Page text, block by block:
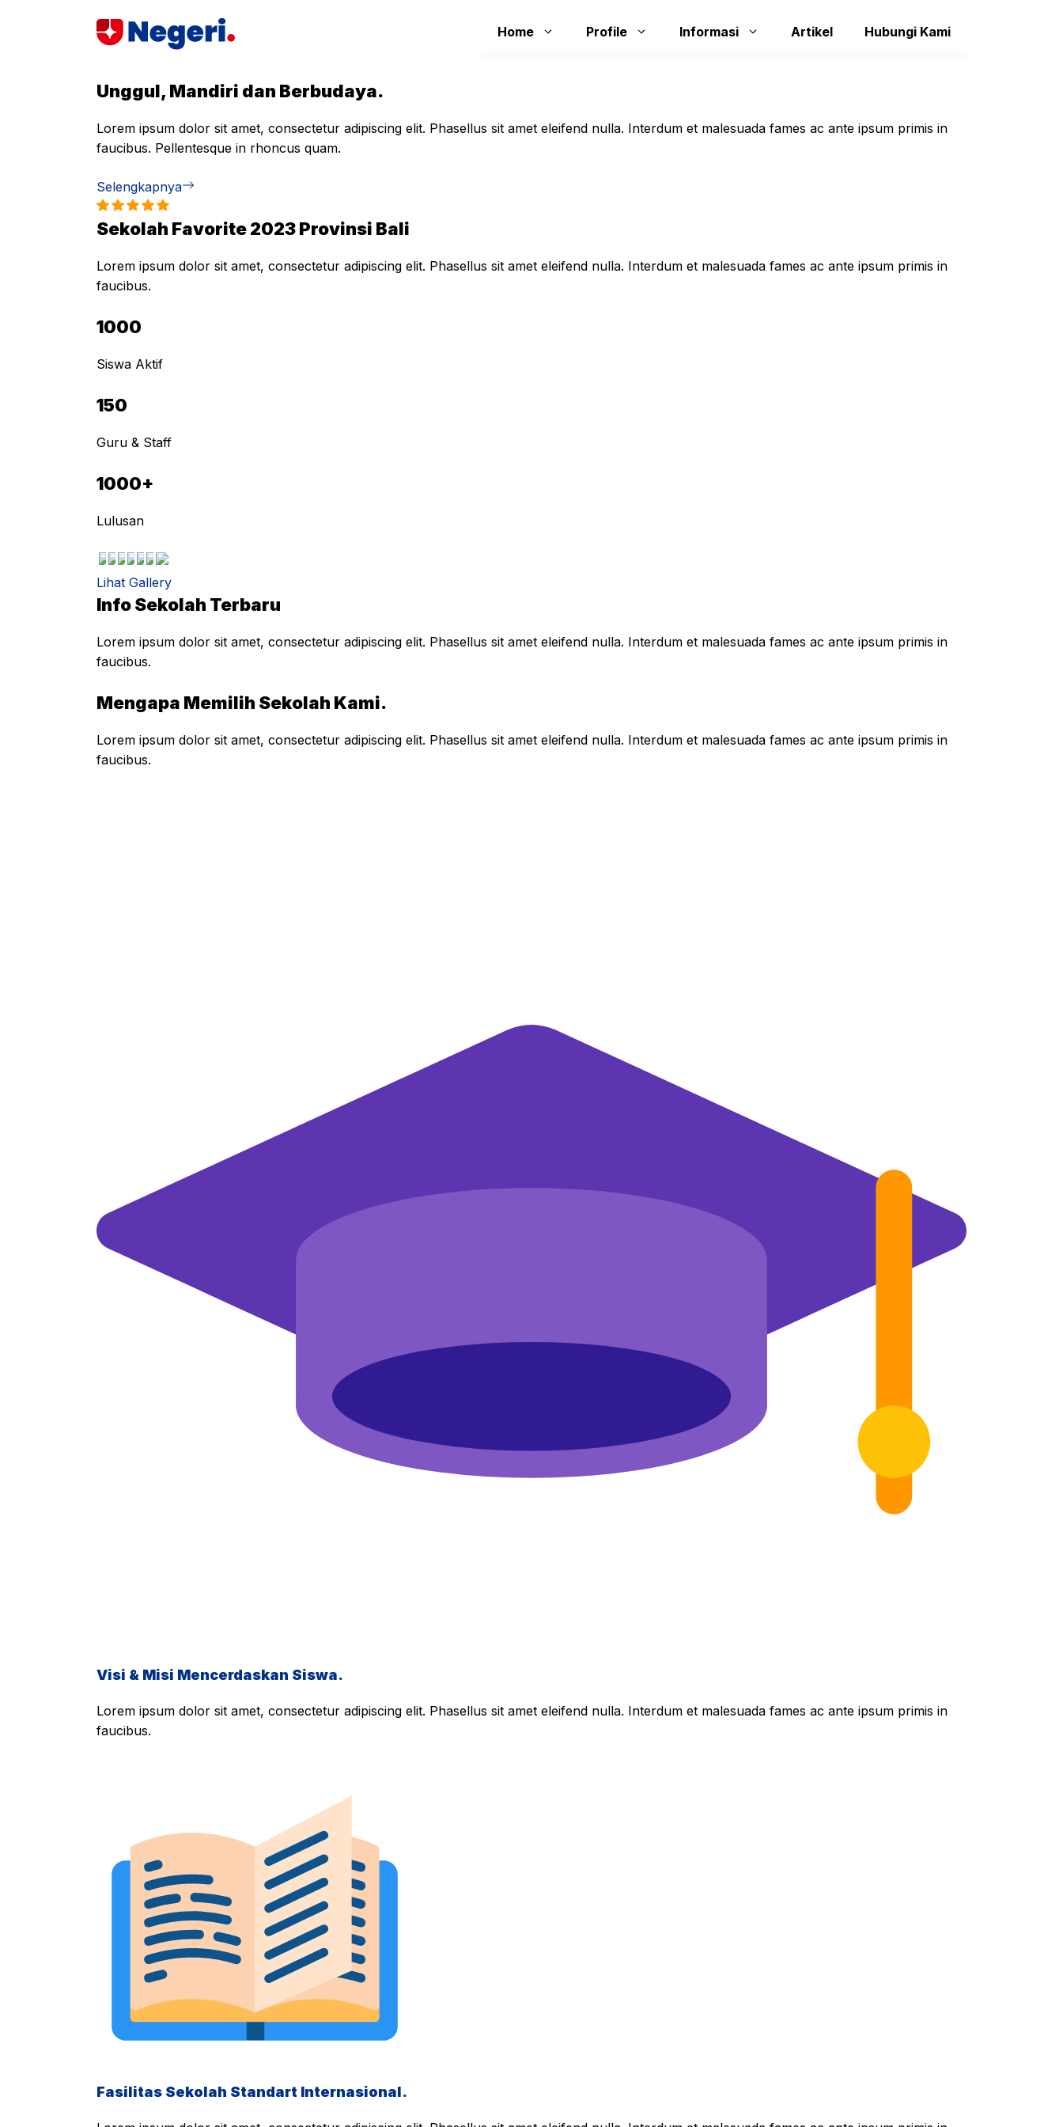
Home Profile Informasi Artikel Hubungi Kami
Unggul, Mandiri dan Berbudaya.
Lorem ipsum dolor sit amet, consectetur adipiscing elit. Phasellus sit amet eleifend nulla. Interdum et malesuada fames ac ante ipsum primis in
faucibus. Pellentesque in rhoncus quam.
Selengkapnya
Sekolah Favorite 2023 Provinsi Bali
Lorem ipsum dolor sit amet, consectetur adipiscing elit. Phasellus sit amet eleifend nulla. Interdum et malesuada fames ac ante ipsum primis in
faucibus.
1000
Siswa Aktif
150
Guru & Staff
1000+
Lulusan
Lihat Gallery
Info Sekolah Terbaru
Lorem ipsum dolor sit amet, consectetur adipiscing elit. Phasellus sit amet eleifend nulla. Interdum et malesuada fames ac ante ipsum primis in
faucibus.
Mengapa Memilih Sekolah Kami.
Lorem ipsum dolor sit amet, consectetur adipiscing elit. Phasellus sit amet eleifend nulla. Interdum et malesuada fames ac ante ipsum primis in
faucibus.
Visi & Misi Mencerdaskan Siswa.
Lorem ipsum dolor sit amet, consectetur adipiscing elit. Phasellus sit amet eleifend nulla. Interdum et malesuada fames ac ante ipsum primis in
faucibus.
Fasilitas Sekolah Standart Internasional.